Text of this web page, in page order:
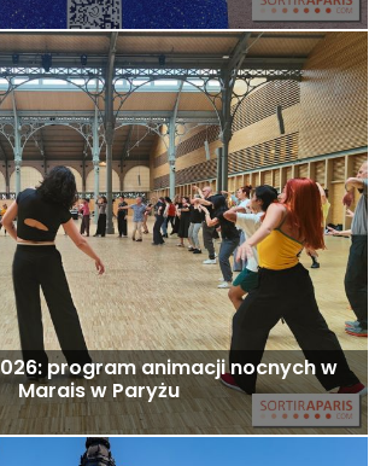
program animacji nocnych w
Marais w Paryżu